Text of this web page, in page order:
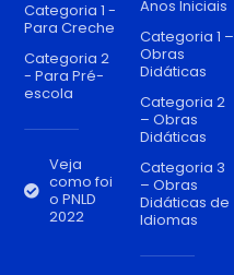
Categoria 1 -
Para Creche
Categoria 2
- Para Pré-
escola
Veja
como foi
o PNLD
2022
Anos Iniciais
Categoria 1 –
Obras
Didáticas
Categoria 2
– Obras
Didáticas
Categoria 3
– Obras
Didáticas de
Idiomas